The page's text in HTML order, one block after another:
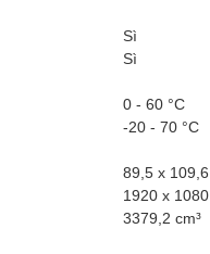
Sì
Sì
0 - 60 °C
-20 - 70 °C
89,5 x
1920 x
3379,2 cm³